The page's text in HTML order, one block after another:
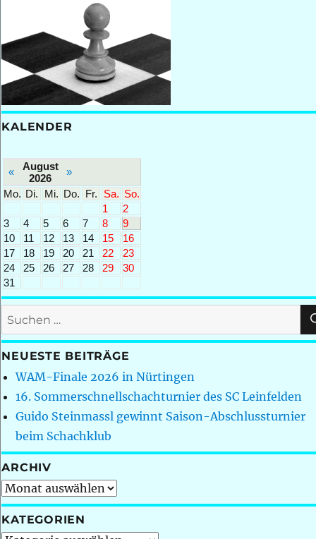
KALENDER
«
August
2026
»
Mo. Di. Mi. Do. Fr. Sa. So.
1
2
3
4 5 6 7 8
9
10
11 12 13 14 15
16
17
18 19 20 21 22
23
24
25 26 27 28 29
30
31
Suchen
nach:
NEUESTE BEITRÄGE
WAM-Finale 2026 in Nürtingen
16. Sommerschnellschachturnier des SC Leinfelden
Guido Steinmassl gewinnt Saison-Abschlussturnier
beim Schachklub
ARCHIV
Archiv
KATEGORIEN